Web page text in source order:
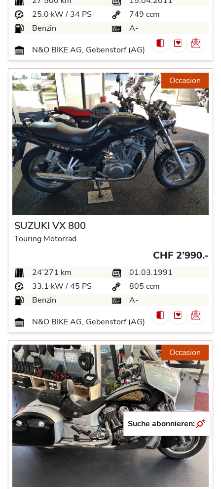
25.0 kW / 34 PS
749 ccm
Benzin
A-
N&O BIKE AG, Gebenstorf (AG)
Occasion
SUZUKI VX 800
Touring Motorrad
CHF 2’990.-
24’271 km
01.03.1991
33.1 kW / 45 PS
805 ccm
Benzin
A-
N&O BIKE AG, Gebenstorf (AG)
Occasion
Suche abonnieren: